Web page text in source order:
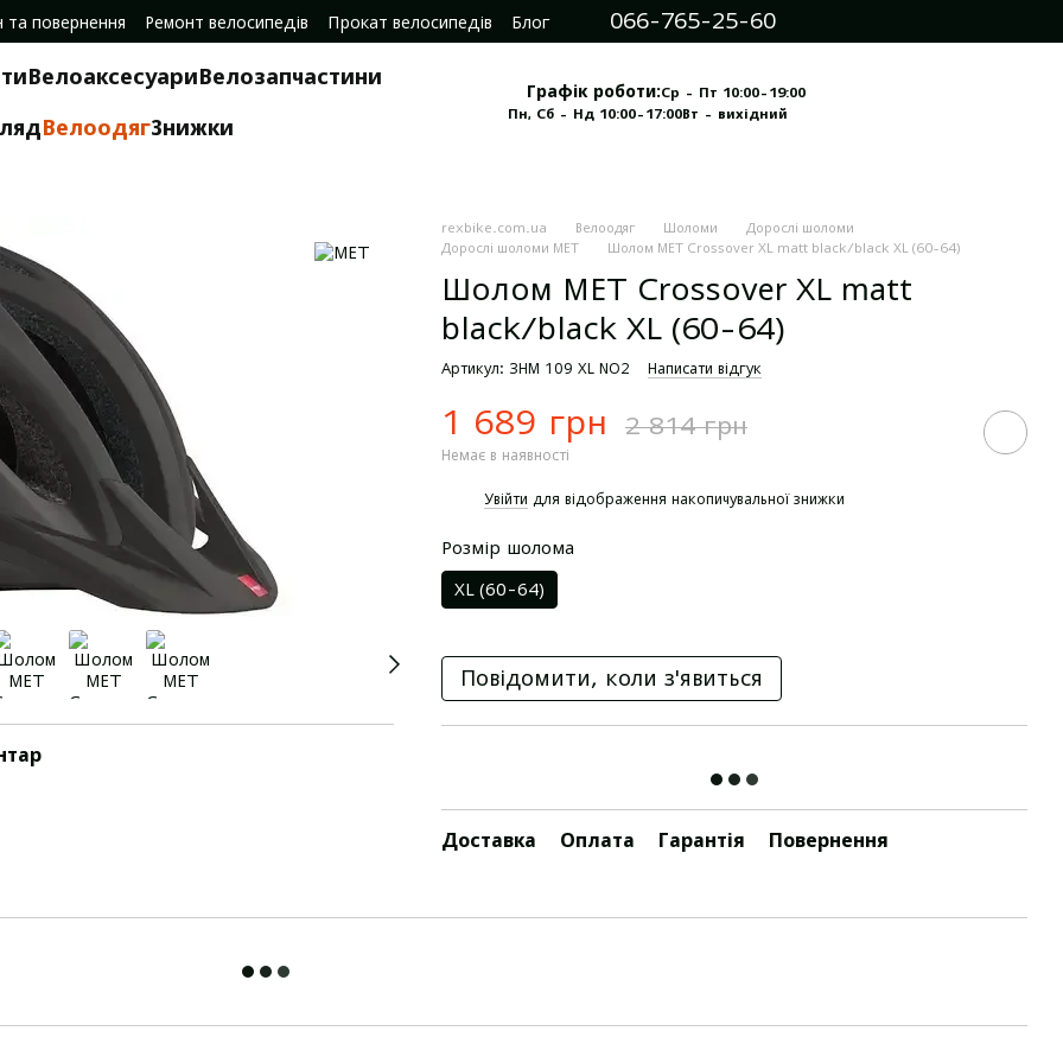
та повернення Ремонт велосипедів Прокат велосипедів
Блог
066-765-25-60
ВелоаксесуариВелозапчастини
ВелоодягЗнижки
Графік роботи:Ср - Пт 10:00-19:00
Пн, Сб - Нд 10:00-17:00Вт - вихідний
rexbike.com.ua Велоодяг Шоломи
Дорослі шоломи
Дорослі шоломи MET
Шолом MET Crossover XL matt black/black XL (60-64)
Шолом MET Crossover XL matt
black/black XL (60-64)
Артикул: 3HM 109 XL NO2 Написати відгук
1 689 грн 2 814 грн
Немає в наявності
Увійти для відображення накопичувальної знижки
Розмір шолома
XL (60-64)
Повідомити, коли з'явиться
Доставка Оплата Гарантія Повернення